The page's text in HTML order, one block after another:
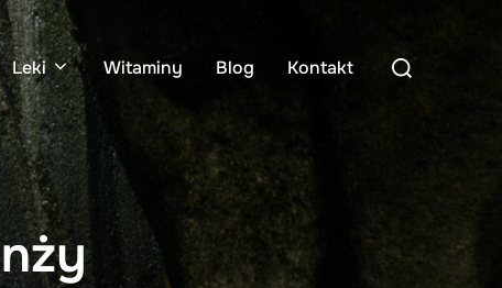
Leki Witaminy Blog Kontakt
Search
for: